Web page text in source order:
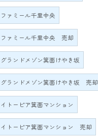
ファミール千里中央
ファミール千里中央 売却
グランドメゾン箕面けやき坂
グランドメゾン箕面けやき坂 売却
イトーピア箕面マンション
イトーピア箕面マンション 売却